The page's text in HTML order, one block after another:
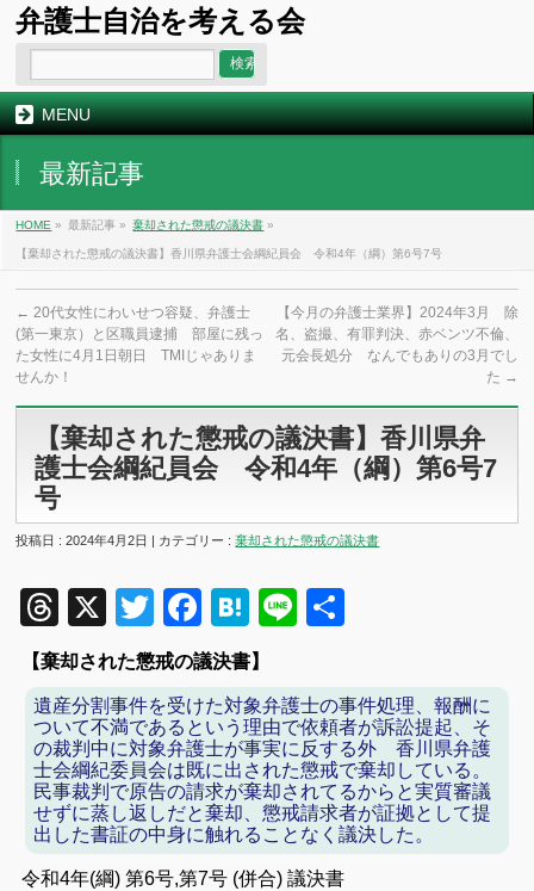
弁護士自治を考える会
MENU
最新記事
HOME » 最新記事 » 棄却された懲戒の議決書 »
【棄却された懲戒の議決書】香川県弁護士会綱紀員会 令和4年（綱）第6号7号
← 20代女性にわいせつ容疑、弁護士
(第一東京）と区職員逮捕 部屋に残っ
た女性に4月1日朝日 TMIじゃありま
せんか！
【今月の弁護士業界】2024年3月 除
名、盗撮、有罪判決、赤ベンツ不倫、
元会長処分 なんでもありの3月でし
た →
【棄却された懲戒の議決書】香川県弁
護士会綱紀員会 令和4年（綱）第6号7
号
投稿日 : 2024年4月2日 | カテゴリー :棄却された懲戒の議決書
Threads
X TwitterFacebook
Hatena
Line
【棄却された懲戒の議決書】
遺産分割事件を受けた対象弁護士の事件処理、報酬に
ついて不満であるという理由で依頼者が訴訟提起、そ
の裁判中に対象弁護士が事実に反する外 香川県弁護
士会綱紀委員会は既に出された懲戒で棄却している。
民事裁判で原告の請求が棄却されてるからと実質審議
せずに蒸し返しだと棄却、懲戒請求者が証拠として提
出した書証の中身に触れることなく議決した。
令和4年(綱)第6号,第7号 (併合) 議決書